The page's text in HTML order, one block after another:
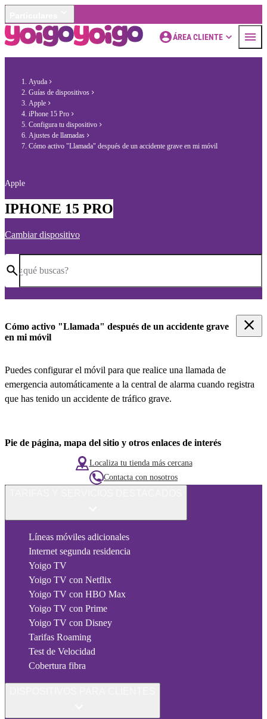
ÁREA CLIENTE
Ayuda
Guías de dispositivos
Apple
iPhone 15 Pro
Configura tu dispositivo
Ajustes de llamadas
Cómo activo "Llamada" después de un accidente grave en mi móvil
Apple
IPHONE 15 PRO
Cambiar dispositivo
¿qué buscas?
Cómo activo "Llamada" después de un accidente grave
en mi móvil
Puedes configurar el móvil para que realice una llamada de
emergencia automáticamente a la central de alarma cuando registra
que has tenido un accidente de tráfico grave.
Pie de página, mapa del sitio y otros enlaces de interés
Localiza tu tienda más cercana
Contacta con nosotros
Líneas móviles adicionales
Internet segunda residencia
Yoigo TV
Yoigo TV con Netflix
Yoigo TV con HBO Max
Yoigo TV con Prime
Yoigo TV con Disney
Tarifas Roaming
Test de Velocidad
Cobertura fibra